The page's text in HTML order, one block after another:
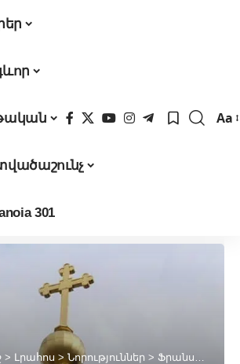
301
Aa
> Լրահոս > Նորություններ > Ֆրանսիայի հայոց թեմի հոգևորականների կոչը